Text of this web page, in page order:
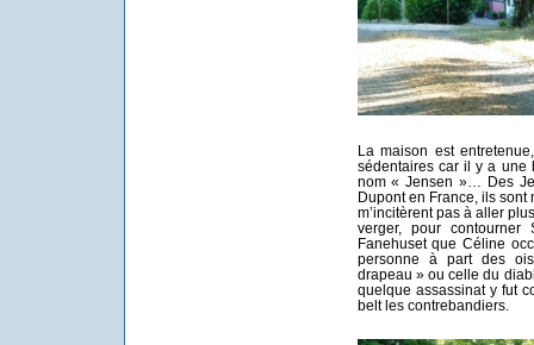
La maison est
sédentaires car il y a une
nom « Jensen »… Des
Dupont en France, ils sont
m’incitèrent pas à aller
verger, pour
Fanehuset que Céline
personne à part des
drapeau » ou celle du
quelque assassinat y fut
belt les contrebandiers.